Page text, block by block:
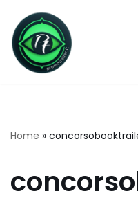
Vai
al
contenuto
Home »